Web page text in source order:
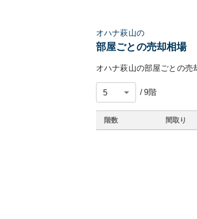
オハナ萩山の
部屋ごとの売却相場
オハナ萩山の部屋ごとの売
/9階
階数 間取り